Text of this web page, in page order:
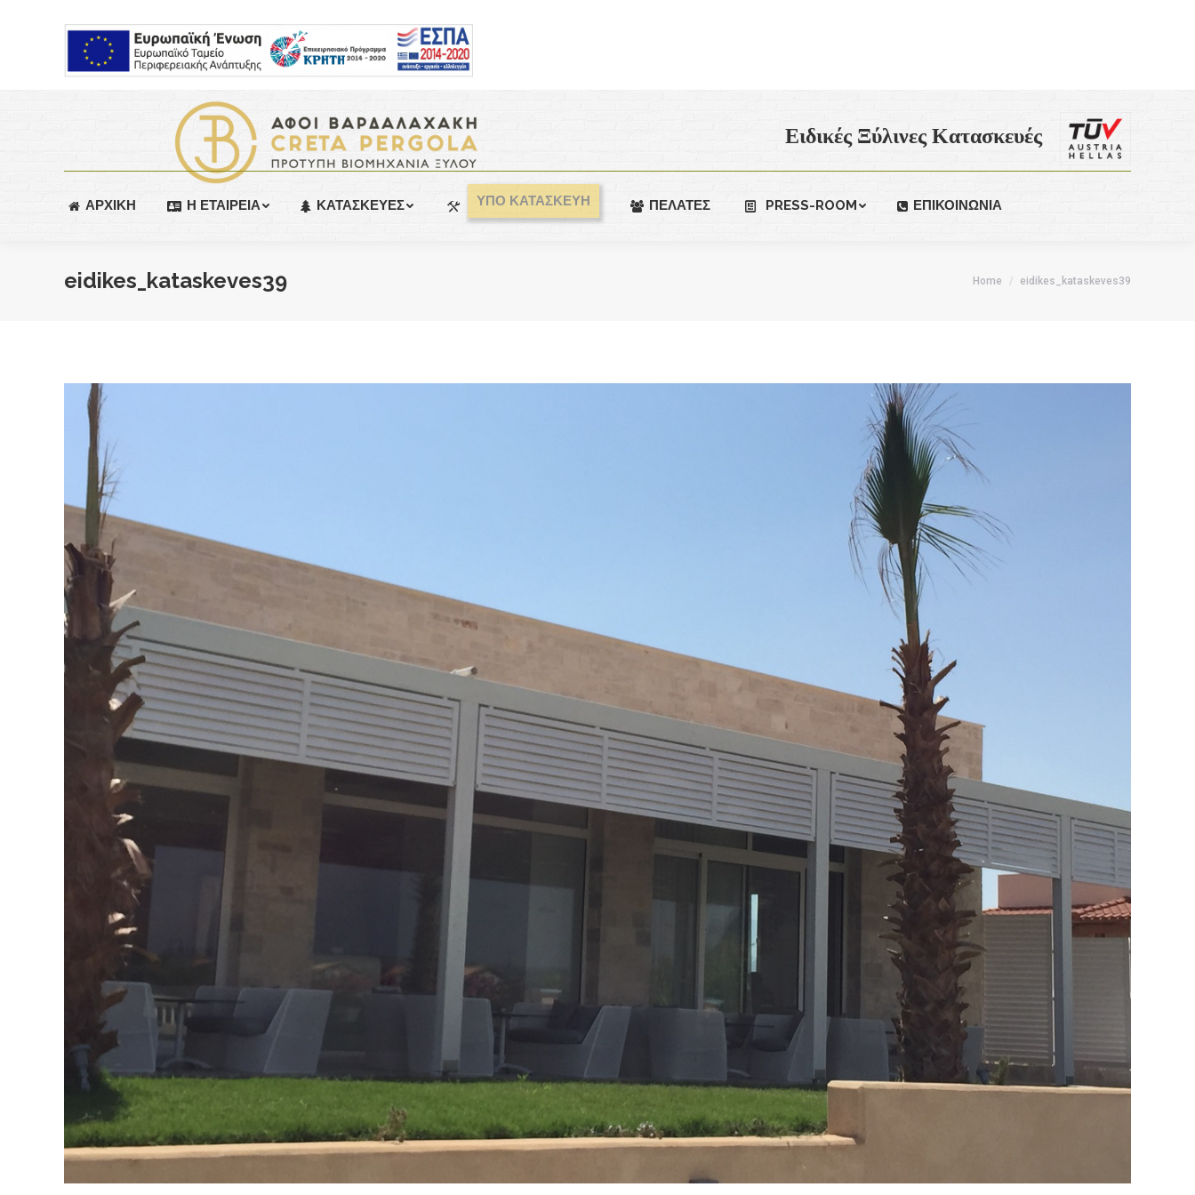
Ειδικές Ξύλινες Κατασκευές
ΑΡΧΙΚΗ Η ΕΤΑΙΡΕΙΑ ΚΑΤΑΣΚΕΥΕΣ ΥΠΟ ΚΑΤΑΣΚΕΥΗ ΠΕΛΑΤΕΣ PRESS-ROOM ΕΠΙΚΟΙΝΩΝΙΑ
eidikes_kataskeves39 Home eidikes_kataskeves39